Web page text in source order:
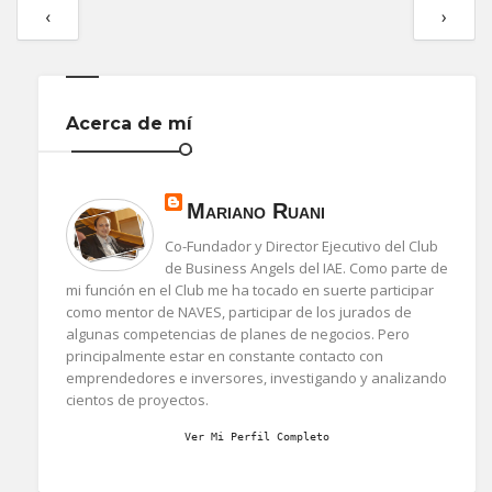
‹ ›
Acerca de mí
Mariano Ruani
Co-Fundador y Director Ejecutivo del Club
de Business Angels del IAE. Como parte de
mi función en el Club me ha tocado en suerte participar
como mentor de NAVES, participar de los jurados de
algunas competencias de planes de negocios. Pero
principalmente estar en constante contacto con
emprendedores e inversores, investigando y analizando
cientos de proyectos.
Ver Mi Perfil Completo